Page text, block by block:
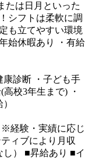
たは日月といった
シフトは柔軟に調
も立てやすい環境
始休暇あり
・有給
康診断
・⼦ども⼿
校3年⽣まで)
・
※経験・実績に応じ
ィブにより月収
）
■昇給あり ■イ